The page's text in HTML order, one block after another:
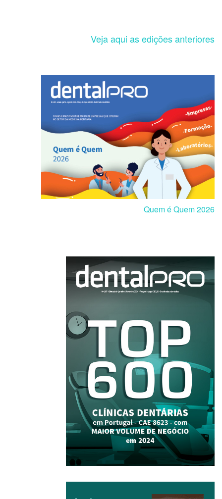
Veja aqui as edições anteriores
Quem é Quem 2026